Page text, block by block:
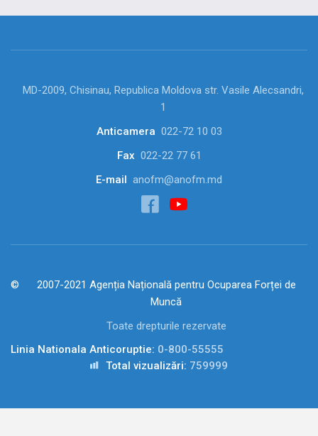
MD-2009, Chisinau, Republica Moldova str. Vasile Alecsandri,
1
Anticamera 022-72 10 03
Fax 022-22 77 61
E-mail
anofm@anofm.md
2007-2021 Agenția Națională pentru Ocuparea Forței de
Muncă
Toate drepturile rezervate
Linia Nationala Anticoruptie: 0-800-55555
Total vizualizări: 759999